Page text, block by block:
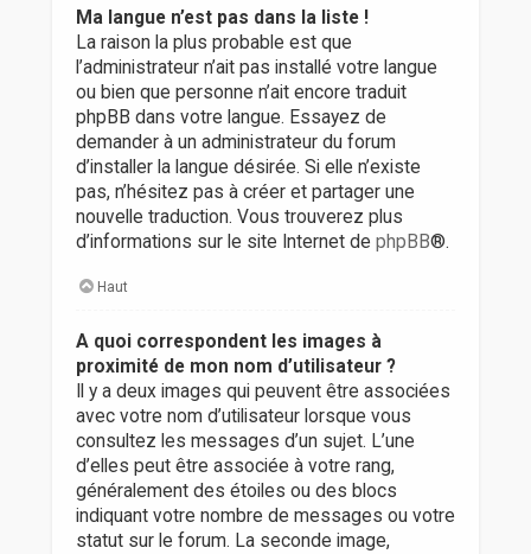
Ma langue n’est pas dans la liste !
La raison la plus probable est que
l’administrateur n’ait pas installé votre langue
ou bien que personne n’ait encore traduit
phpBB dans votre langue. Essayez de
demander à un administrateur du forum
d’installer la langue désirée. Si elle n’existe
pas, n’hésitez pas à créer et partager une
nouvelle traduction. Vous trouverez plus
d’informations sur le site Internet de phpBB®.
Haut
A quoi correspondent les images à
proximité de mon nom d’utilisateur ?
Il y a deux images qui peuvent être associées
avec votre nom d’utilisateur lorsque vous
consultez les messages d’un sujet. L’une
d’elles peut être associée à votre rang,
généralement des étoiles ou des blocs
indiquant votre nombre de messages ou votre
statut sur le forum. La seconde image,